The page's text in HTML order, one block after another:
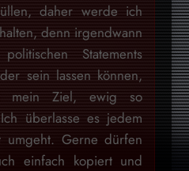
daher werde ich
denn irgendwann
Statements
sein lassen können,
mein Ziel, ewig so
überlasse es jedem
Gerne dürfen
einfach kopiert und